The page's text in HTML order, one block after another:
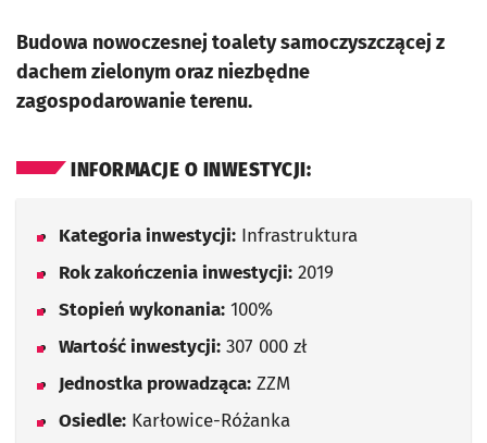
Budowa nowoczesnej toalety samoczyszczącej z
dachem zielonym oraz niezbędne
zagospodarowanie terenu.
INFORMACJE O INWESTYCJI:
Kategoria inwestycji: Infrastruktura
Rok zakończenia inwestycji: 2019
Stopień wykonania: 100%
Wartość inwestycji: 307 000 zł
Jednostka prowadząca: ZZM
Osiedle: Karłowice-Różanka